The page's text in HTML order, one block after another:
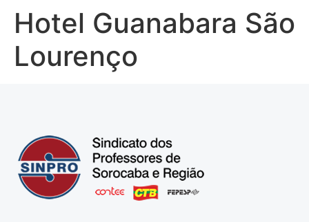
Hotel Guanabara São
Lourenço